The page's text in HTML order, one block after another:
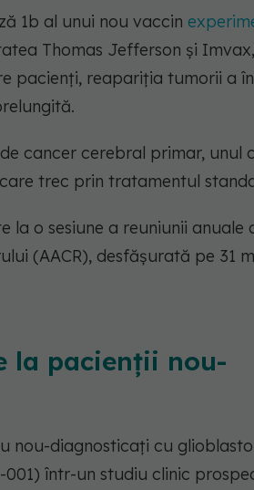
1b al unui nou vaccin
Thomas Jefferson și
pacienți, reapariția tumorii a
cancer cerebral primar, unul
trec prin tratamentul
la o sesiune a reuniunii anuale
(AACR), desfășurată pe 31
la pacienții nou-
nou-diagnosticați cu
într-un studiu clinic